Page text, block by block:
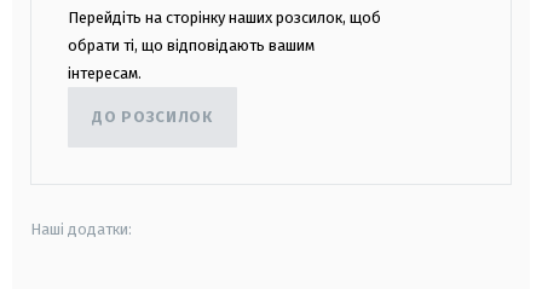
Перейдіть на сторінку наших розсилок, щоб
обрати ті, що відповідають вашим
інтересам.
ДО РОЗСИЛОК
Наші додатки: